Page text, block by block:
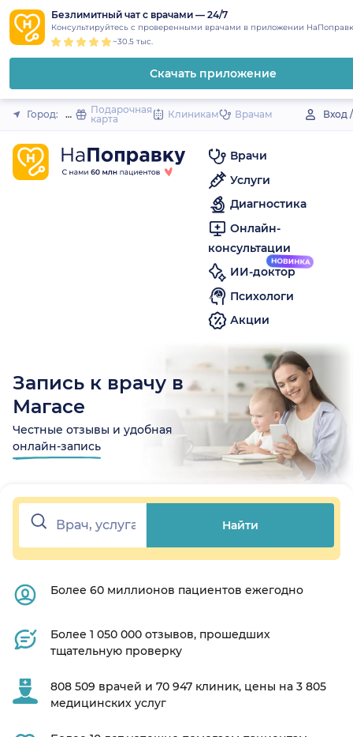
to
content
Безлимитный чат с врачами — 24/7
Консультируйтесь с проверенными врачами в приложении
~30.5 тыс.
Скачать приложение
Закрыть
Город: МагасПодарочная
карта
Клиникам Врачам Вход
Врачи
Услуги
Диагностика
Онлайн-
консультации
ИИ-доктор
Психологи
Акции
Запись к врачу в
Магасе
Честные отзывы и удобная
онлайн-запись
Найти
Более 60 миллионов пациентов ежегодно
Более 1 050 000 отзывов, прошедших
тщательную проверку
808 509 врачей и 70 947 клиник, цены на 3 805
медицинских услуг